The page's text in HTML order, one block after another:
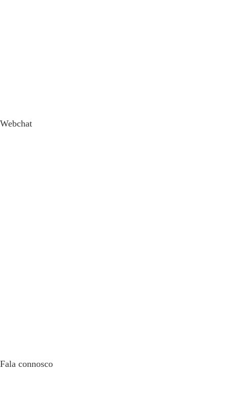
Webchat
Fala connosco